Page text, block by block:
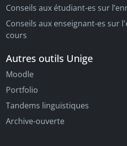
Conseils aux étudiant-es sur
Conseils aux enseignant-es sur
cours
Autres outils Unige
Moodle
Portfolio
Tandems linguistiques
Archive-ouverte